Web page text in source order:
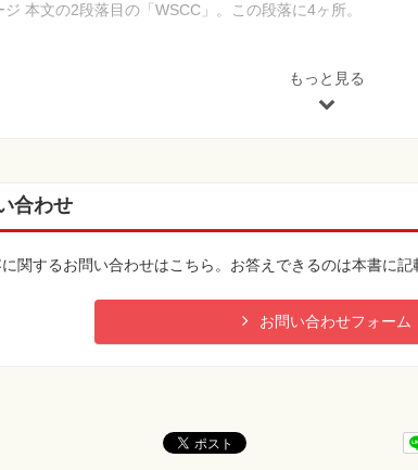
ジ 本文の2段落目の「WSCC」。この段落に4ヶ所。
ジ 本文の下から2行目
もっと見る
合わせ
関するお問い合わせはこちら。お答えできるのは本書に記
お問い合わせフォーム